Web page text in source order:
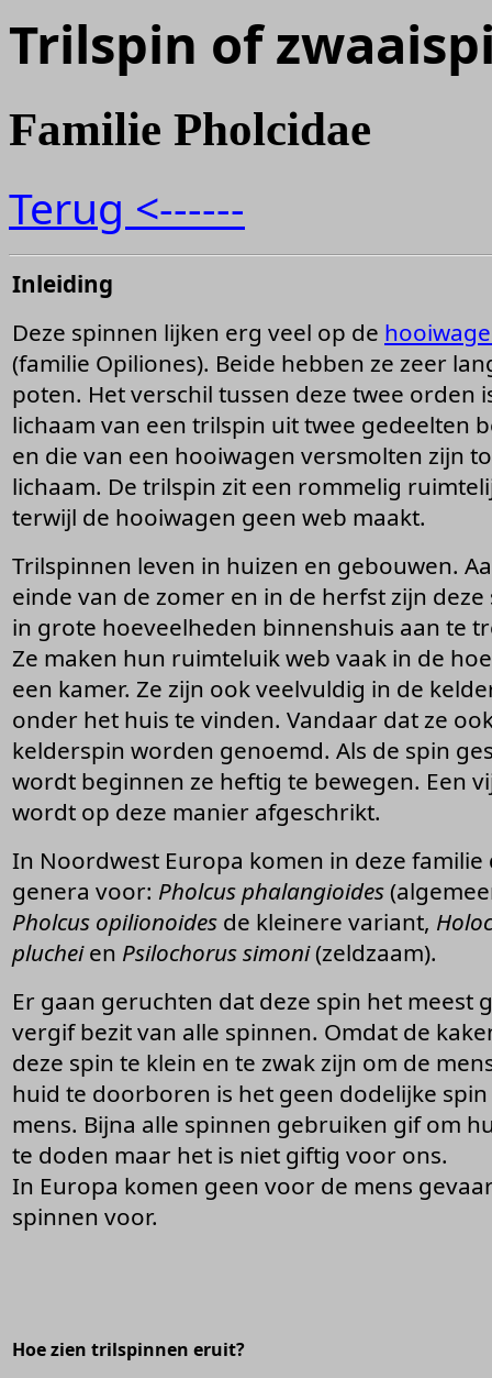
Trilspin of
Familie Pholcidae
Terug <------
Inleiding
Deze spinnen lijken erg veel op de
(familie Opiliones). Beide hebben ze zeer
poten. Het verschil tussen deze twee orden
lichaam van een trilspin uit twee gedeelten
en die van een hooiwagen versmolten zijn
lichaam. De trilspin zit een rommelig
terwijl de hooiwagen geen web maakt.
Trilspinnen leven in huizen en gebouwen.
einde van de zomer en in de herfst zijn
in grote hoeveelheden binnenshuis aan te
Ze maken hun ruimteluik web vaak in de
een kamer. Ze zijn ook veelvuldig in de
onder het huis te vinden. Vandaar dat ze
kelderspin worden genoemd. Als de spin
wordt beginnen ze heftig te bewegen. Een
wordt op deze manier afgeschrikt.
In Noordwest Europa komen in deze familie
genera voor: Pholcusphalangioides
Pholcus opilionoides de kleinere variant,
plucheien Psilochorus simoni(zeldzaam).
Er gaan geruchten dat deze spin het meest
vergif bezit van alle spinnen. Omdat de
deze spin te klein en te zwak zijn om de
huid te doorboren is het geen dodelijke
mens. Bijna alle spinnen gebruiken gif om
te doden maar het is niet giftig voor ons.
In Europa komen geen voor de mens
spinnen voor.
Hoe zien trilspinnen eruit?